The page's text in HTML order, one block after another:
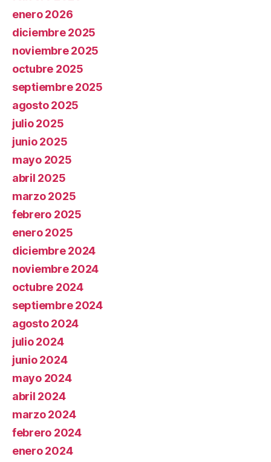
enero 2026
diciembre 2025
noviembre 2025
octubre 2025
septiembre 2025
agosto 2025
julio 2025
junio 2025
mayo 2025
abril 2025
marzo 2025
febrero 2025
enero 2025
diciembre 2024
noviembre 2024
octubre 2024
septiembre 2024
agosto 2024
julio 2024
junio 2024
mayo 2024
abril 2024
marzo 2024
febrero 2024
enero 2024